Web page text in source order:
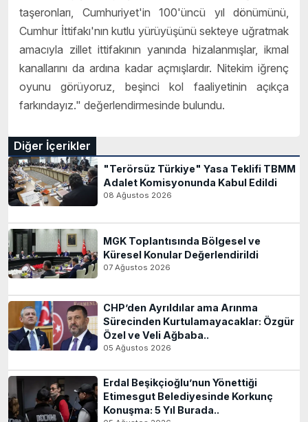
taşeronları, Cumhuriyet'in 100'üncü yıl dönümünü,
Cumhur İttifakı'nın kutlu yürüyüşünü sekteye uğratmak
amacıyla zillet ittifakının yanında hizalanmışlar, ikmal
kanallarını da ardına kadar açmışlardır. Nitekim iğrenç
oyunu görüyoruz, beşinci kol faaliyetinin açıkça
farkındayız." değerlendirmesinde bulundu.
Diğer İçerikler
"Terörsüz Türkiye" Yasa Teklifi TBMM
Adalet Komisyonunda Kabul Edildi
08 Ağustos 2026
MGK Toplantısında Bölgesel ve
Küresel Konular Değerlendirildi
07 Ağustos 2026
CHP’den Ayrıldılar ama Arınma
Sürecinden Kurtulamayacaklar: Özgür
Özel ve Veli Ağbaba..
05 Ağustos 2026
Erdal Beşikçioğlu’nun Yönettiği
Etimesgut Belediyesinde Korkunç
Konuşma: 5 Yıl Burada..